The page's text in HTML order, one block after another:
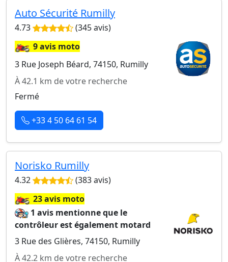
Auto Sécurité Rumilly
4.73 (345 avis)
🏍️9 avis moto
3 Rue Joseph Béard, 74150, Rumilly
À 42.1 km de votre recherche
Fermé
+33 4 50 64 61 54
Norisko Rumilly
4.32 (383 avis)
🏍️23 avis moto
1 avis mentionne que le
contrôleur est également motard
3 Rue des Glières, 74150, Rumilly
À 42.2 km de votre recherche